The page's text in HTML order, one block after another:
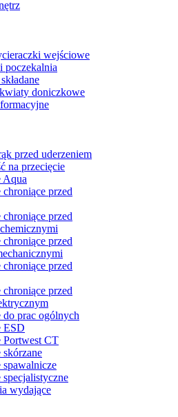
wejściowe
poczekalnia
doniczkowe
przed uderzeniem
na przecięcie
Aqua
przed
przed
przed
przed
przed
do prac ogólnych
ESD
Portwest CT
wydające